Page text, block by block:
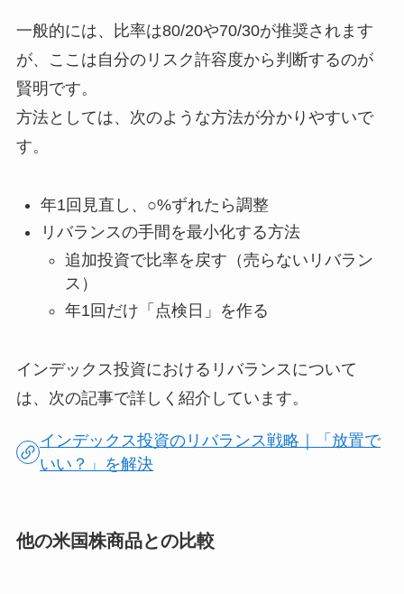
一般的には、比率は80/20や70/30が推奨されます
が、ここは自分のリスク許容度から判断するのが
賢明です。
方法としては、次のような方法が分かりやすいで
す。
年1回見直し、○%ずれたら調整
リバランスの手間を最小化する方法
追加投資で比率を戻す（売らないリバラン
ス）
年1回だけ「点検日」を作る
インデックス投資におけるリバランスについて
は、次の記事で詳しく紹介しています。
インデックス投資のリバランス戦略｜「放置で
いい？」を解決
他の米国株商品との比較